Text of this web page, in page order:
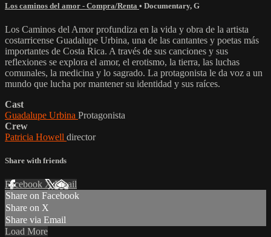
Los caminos del amor - Compra/Renta • Documentary, G
Los Caminos del Amor profundiza en la vida y obra de la artista
costarricense Guadalupe Urbina, una de las cantantes y poetas más
importantes de Costa Rica. A través de sus canciones y sus
reflexiones se explora el amor, el erotismo, la tierra, las luchas
comunales, la medicina y lo sagrado. La protagonista le da voz a un
mundo que lucha por mantener su identidad y sus raíces.
Cast
Guadalupe Urbina Protagonista
Crew
Patricia Howell director
Share with friends
Facebook XEmail
Share on Facebook
Share on X
Share via Email
Load More